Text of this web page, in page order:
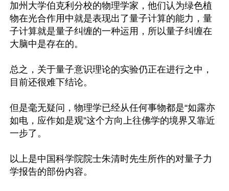
加州大学伯克利分校的物理学家，他们认为绿色植
物在光合作用中就是表现出了量子计算的能力，量
子计算就是量子纠缠的一种运用，所以量子纠缠在
大脑中是存在的。
总之，关于量子意识理论的实验仍正在进行之中，
目前还很难下结论。
但是毫无疑问，物理学已经从任何事物都是“如露亦
如电，应作如是观”这个方向上往佛学的境界又靠近
一步了。
以上是中国科学院院士朱清时先生所作的对量子力
学报告的部份内容。